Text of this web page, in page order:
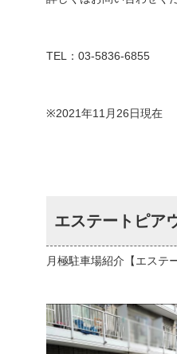
TEL：03-5836-6855
※2021年11月26日現在
エステートピア
月極駐車場紹介【エステ